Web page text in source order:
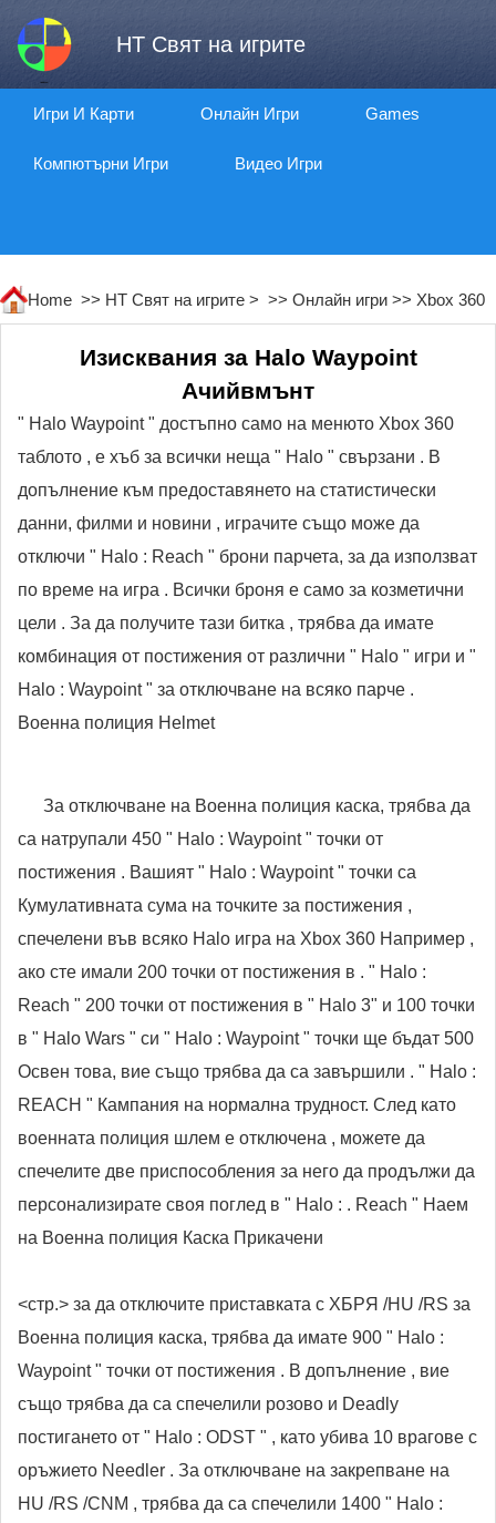
HT Свят на игрите
Игри И Карти Онлайн Игри Games
Компютърни Игри Видео Игри
Home >> HT Свят на игрите > >> Онлайн игри >> Xbox 360
Изисквания за Halo Waypoint
Ачийвмънт
" Halo Waypoint " достъпно само на менюто Xbox 360
таблото , е хъб за всички неща " Halo " свързани . В
допълнение към предоставянето на статистически
данни, филми и новини , играчите също може да
отключи " Halo : Reach " брони парчета, за да използват
по време на игра . Всички броня е само за козметични
цели . За да получите тази битка , трябва да имате
комбинация от постижения от различни " Halo " игри и "
Halo : Waypoint " за отключване на всяко парче .
Военна полиция Helmet
За отключване на Военна полиция каска, трябва да
са натрупали 450 " Halo : Waypoint " точки от
постижения . Вашият " Halo : Waypoint " точки са
Кумулативната сума на точките за постижения ,
спечелени във всяко Halo игра на Xbox 360 Например ,
ако сте имали 200 точки от постижения в . " Halo :
Reach " 200 точки от постижения в " Halo 3" и 100 точки
в " Halo Wars " си " Halo : Waypoint " точки ще бъдат 500
Освен това, вие също трябва да са завършили . " Halo :
REACH " Кампания на нормална трудност. След като
военната полиция шлем е отключена , можете да
спечелите две приспособления за него да продължи да
персонализирате своя поглед в " Halo : . Reach " Наем
на Военна полиция Каска Прикачени
<стр.> за да отключите приставката с ХБРЯ /HU /RS за
Военна полиция каска, трябва да имате 900 " Halo :
Waypoint " точки от постижения . В допълнение , вие
също трябва да са спечелили розово и Deadly
постигането от " Halo : ODST " , като убива 10 врагове с
оръжието Needler . За отключване на закрепване на
HU /RS /CNM , трябва да са спечелили 1400 " Halo :